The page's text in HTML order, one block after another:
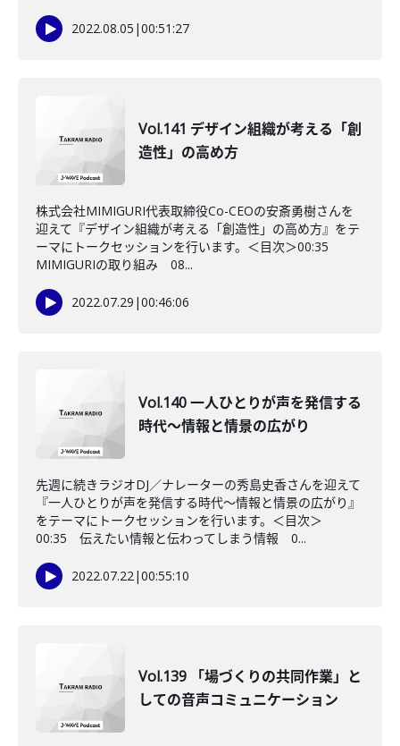
2022.08.05 |00:51:27
Vol.141 デザイン組織が考える「創
造性」の高め方
株式会社MIMIGURI代表取締役Co-CEOの安斎勇樹さんを
迎えて『デザイン組織が考える「創造性」の高め方』をテ
ーマにトークセッションを行います。＜目次＞00:35
MIMIGURIの取り組み 08...
2022.07.29 |00:46:06
Vol.140 一人ひとりが声を発信する
時代～情報と情景の広がり
先週に続きラジオDJ／ナレーターの秀島史香さんを迎えて
『一人ひとりが声を発信する時代～情報と情景の広がり』
をテーマにトークセッションを行います。＜目次＞
00:35 伝えたい情報と伝わってしまう情報 0...
2022.07.22|00:55:10
Vol.139 「場づくりの共同作業」と
しての音声コミュニケーション